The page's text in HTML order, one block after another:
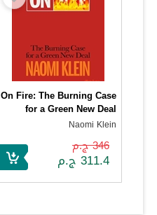
On Fire: The Burning Case
for a Green New Deal
Naomi Klein
346 ج.م
311.4 ج.م